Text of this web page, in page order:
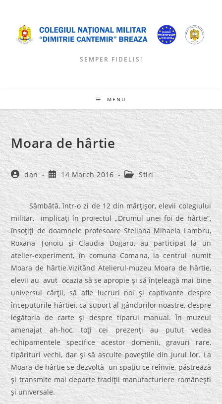
content
SEMPER FIDELIS!
MENU
Moara de hârtie
Post
author:
dan
Post
published:
14 March 2016
Post
category:
Stiri
Sâmbătă, într-o zi de 12 din mărţişor, elevii colegiului
militar, implicaţi în proiectul „Drumul unei foi de hârtie”,
însoţiţi de doamnele profesoare Steliana Mihaela Lambru,
Roxana Ţonoiu şi Claudia Dogaru, au participat la un
atelier-experiment, în comuna Comana, la centrul numit
Moara de hărtie.Vizitând Atelierul-muzeu Moara de hârtie,
elevii au avut ocazia să se apropie şi să înţeleagă mai bine
universul cărţii, să afle lucruri noi şi captivante despre
începuturile hârtiei, ca suport al gândurilor noastre, despre
legătoria de carte şi despre tiparul manual. În muzeul
amenajat ah-hoc, toţi cei prezenţi au putut vedea
echipamentele specifice acestor domenii, gravuri rare,
tipărituri vechi, dar şi să asculte poveştile din jurul lor. La
Moara de hârtie se dezvoltă un spaţiu ce reînvie, păstrează
şi transmite mai departe tradiţii manufacturiere româneşti
şi universale.